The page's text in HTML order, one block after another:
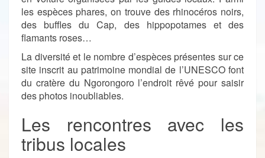
les espèces phares, on trouve des rhinocéros noirs,
des buffles du Cap, des hippopotames et des
flamants roses…
La diversité et le nombre d’espèces présentes sur ce
site inscrit au patrimoine mondial de l’UNESCO font
du cratère du Ngorongoro l’endroit rêvé pour saisir
des photos inoubliables.
Les rencontres avec les
tribus locales